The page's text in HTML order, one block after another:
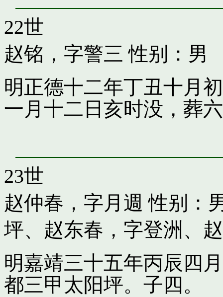
22世
赵铭，字警三 性别：男
明正德十二年丁丑十月
一月十二日亥时没，葬
23世
赵仲春，字月週 性别：
坪、 赵东春，字登洲 、
明嘉靖三十五年丙辰四
都三甲太阳坪。子四。